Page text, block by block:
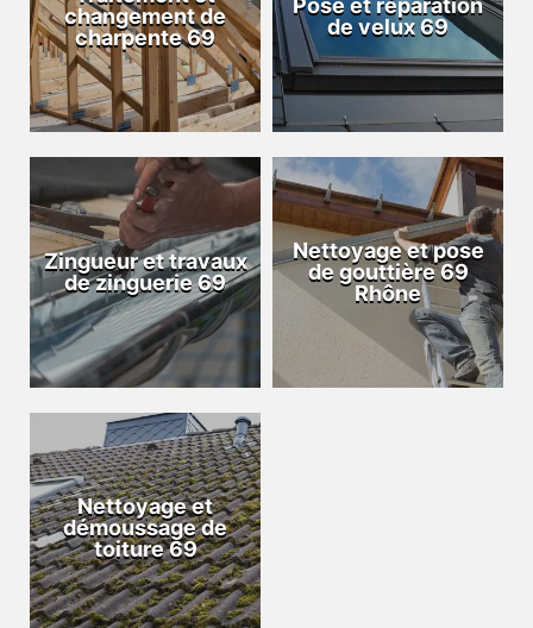
changement de
charpente 69
Pose et réparation
de velux 69
Zingueur et travaux
de zinguerie 69
Nettoyage et pose
de gouttière 69
Rhône
Nettoyage et
démoussage de
toiture 69